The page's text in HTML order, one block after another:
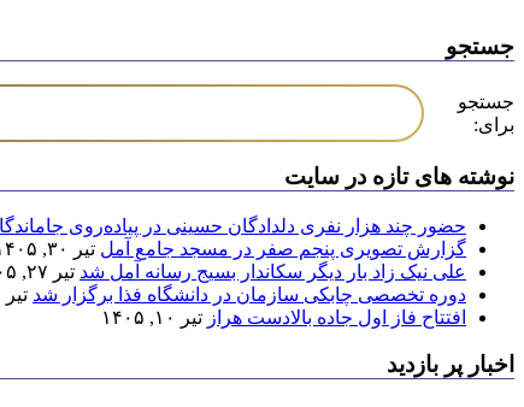
جستجو
جستجو
برای:
نوشته های تازه در سایت
حضور چند هزار نفری دلدادگان حسینی در پیاده‌روی
گزارش تصویری پنجم صفر در مسجد جامع آمل تیر ۳۰, ۱۴۰۵
علی نیک زاد بار دیگر سکاندار بسیج رسانه آمل شد تیر ۲۷, ۱۴۰۵
دوره تخصصی چابکی سازمان در دانشگاه فذا برگزار شد تیر ۲۱, ۱۴۰۵
افتتاح فاز اول جاده بالادست هراز تیر ۱۰, ۱۴۰۵
اخبار پر بازدید